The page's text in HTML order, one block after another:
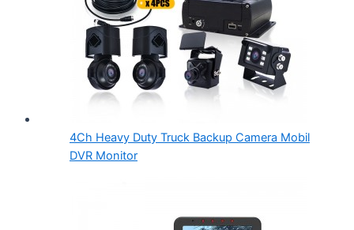
4Ch Heavy Duty Truck Backup Camera Mobil
DVR Monitor